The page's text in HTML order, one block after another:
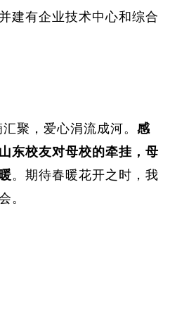
建有企业技术中心和综合
聚，爱心涓流成河。 感
东校友对母校的牵挂，母
。期待春暖花开之时，我
。